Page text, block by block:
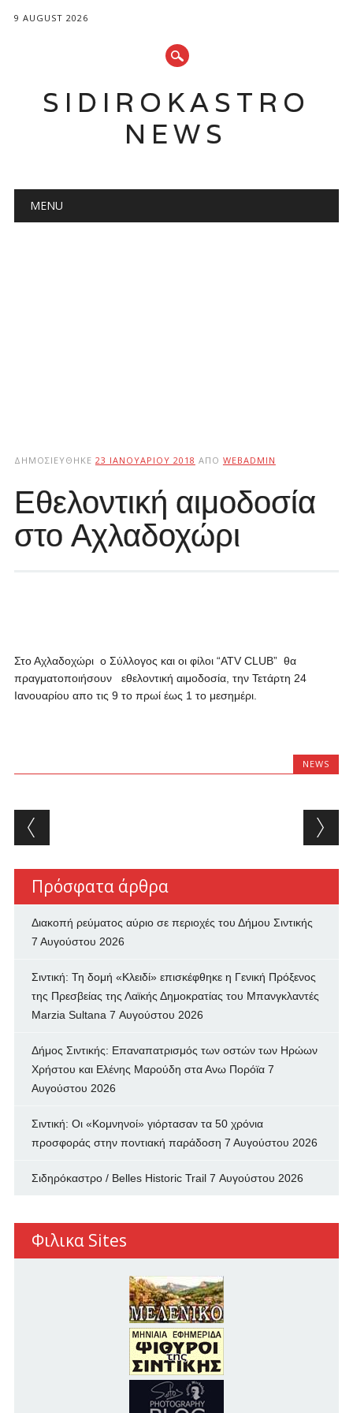
9 AUGUST 2026
SIDIROKASTRO
NEWS
Main menu
MENU
ΔΗΜΟΣΙΕΎΘΗΚΕ 23 ΙΑΝΟΥΑΡΊΟΥ 2018 ΑΠΌ WEBADMIN
Εθελοντική αιμοδοσία
στο Αχλαδοχώρι
Στο Αχλαδοχώρι ο Σύλλογος και οι φίλοι “ATV CLUB” θα
πραγματοποιήσουν εθελοντική αιμοδοσία, την Τετάρτη 24
Ιανουαρίου απο τις 9 το πρωί έως 1 το μεσημέρι.
NEWS
Post navigation
Πρόσφατα άρθρα
Διακοπή ρεύματος αύριο σε περιοχές του Δήμου Σιντικής
7 Αυγούστου 2026
Σιντική: Τη δομή «Κλειδί» επισκέφθηκε η Γενική Πρόξενος
της Πρεσβείας της Λαϊκής Δημοκρατίας του Μπανγκλαντές
Marzia Sultana 7 Αυγούστου 2026
Δήμος Σιντικής: Επαναπατρισμός των oστών των Ηρώων
Χρήστου και Ελένης Μαρούδη στα Ανω Πορόϊα 7
Αυγούστου 2026
Σιντική: Οι «Κομνηνοί» γιόρτασαν τα 50 χρόνια
προσφοράς στην ποντιακή παράδοση 7 Αυγούστου 2026
Σιδηρόκαστρο / Belles Historic Trail 7 Αυγούστου 2026
Φιλικα Sites